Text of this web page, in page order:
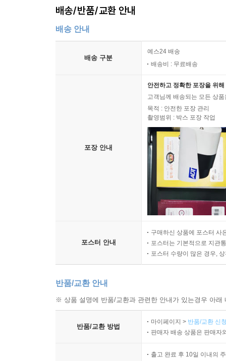
배송/반품/교환 안내
배송 안내
배송 구분
예스24 배송
배송비 : 무료배송
포장 안내
안전하고 정확한 포장을 위
고객님께 배송되는 모든 상
목적 : 안전한 포장 관리
촬영범위 : 박스 포장 작업
포스터 안내
구매하신 상품에 포스터 사
포스터는 기본적으로 지관
포스터 수량이 많은 경우,
반품/교환 안내
※ 상품 설명에 반품/교환과 관련한 안내가 있는경우 아
반품/교환 방법
마이페이지 > 반품/교환 신
판매자 배송 상품은 판매자
출고 완료 후 10일 이내의